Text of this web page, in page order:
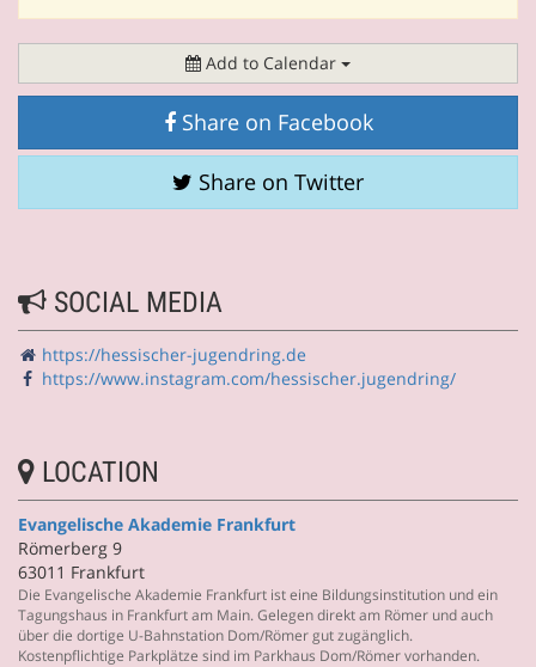
Add to Calendar
Share on Facebook
Share on Twitter
SOCIAL MEDIA
https://hessischer-jugendring.de
https://www.instagram.com/hessischer.jugendring/
LOCATION
Evangelische Akademie Frankfurt
Römerberg 9
63011 Frankfurt
Die Evangelische Akademie Frankfurt ist eine Bildungsinstitution und ein
Tagungshaus in Frankfurt am Main. Gelegen direkt am Römer und auch
über die dortige U-Bahnstation Dom/Römer gut zugänglich.
Kostenpflichtige Parkplätze sind im Parkhaus Dom/Römer vorhanden.